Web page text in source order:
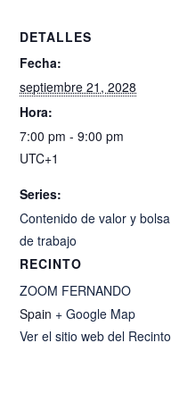
DETALLES
Fecha:
septiembre 21, 2028
Hora:
7:00 pm - 9:00 pm
UTC+1
Series:
Contenido de valor y bolsa
de trabajo
RECINTO
ZOOM FERNANDO
Spain + Google Map
Ver el sitio web del Recinto